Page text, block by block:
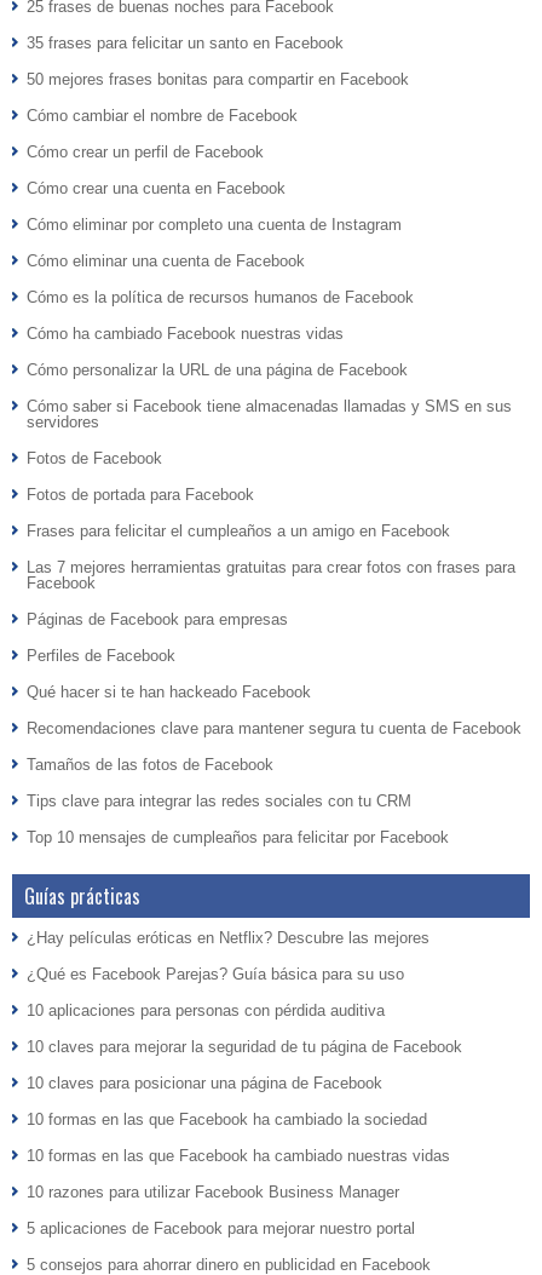
25 frases de buenas noches para Facebook
35 frases para felicitar un santo en Facebook
50 mejores frases bonitas para compartir en Facebook
Cómo cambiar el nombre de Facebook
Cómo crear un perfil de Facebook
Cómo crear una cuenta en Facebook
Cómo eliminar por completo una cuenta de Instagram
Cómo eliminar una cuenta de Facebook
Cómo es la política de recursos humanos de Facebook
Cómo ha cambiado Facebook nuestras vidas
Cómo personalizar la URL de una página de Facebook
Cómo saber si Facebook tiene almacenadas llamadas y SMS en sus
servidores
Fotos de Facebook
Fotos de portada para Facebook
Frases para felicitar el cumpleaños a un amigo en Facebook
Las 7 mejores herramientas gratuitas para crear fotos con frases para
Facebook
Páginas de Facebook para empresas
Perfiles de Facebook
Qué hacer si te han hackeado Facebook
Recomendaciones clave para mantener segura tu cuenta de Facebook
Tamaños de las fotos de Facebook
Tips clave para integrar las redes sociales con tu CRM
Top 10 mensajes de cumpleaños para felicitar por Facebook
Guías prácticas
¿Hay películas eróticas en Netflix? Descubre las mejores
¿Qué es Facebook Parejas? Guía básica para su uso
10 aplicaciones para personas con pérdida auditiva
10 claves para mejorar la seguridad de tu página de Facebook
10 claves para posicionar una página de Facebook
10 formas en las que Facebook ha cambiado la sociedad
10 formas en las que Facebook ha cambiado nuestras vidas
10 razones para utilizar Facebook Business Manager
5 aplicaciones de Facebook para mejorar nuestro portal
5 consejos para ahorrar dinero en publicidad en Facebook